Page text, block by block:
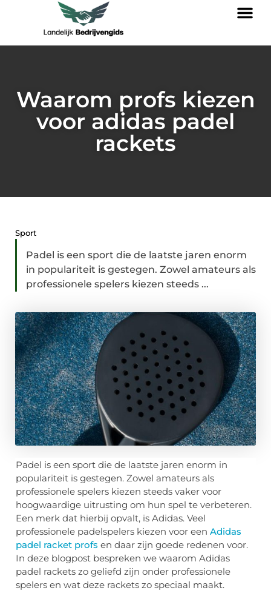
Waarom profs kiezen
voor adidas padel
rackets
Sport
Padel is een sport die de laatste jaren enorm
in populariteit is gestegen. Zowel amateurs als
professionele spelers kiezen steeds ...
Padel is een sport die de laatste jaren enorm in
populariteit is gestegen. Zowel amateurs als
professionele spelers kiezen steeds vaker voor
hoogwaardige uitrusting om hun spel te verbeteren.
Een merk dat hierbij opvalt, is Adidas. Veel
professionele padelspelers kiezen voor een Adidas
padel racket profs en daar zijn goede redenen voor.
In deze blogpost bespreken we waarom Adidas
padel rackets zo geliefd zijn onder professionele
spelers en wat deze rackets zo speciaal maakt.